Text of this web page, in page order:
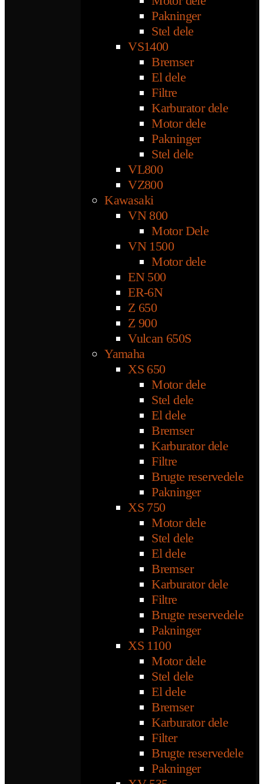
Pakninger
Stel dele
VS1400
Bremser
El dele
Filtre
Karburator dele
Motor dele
Pakninger
Stel dele
VL800
VZ800
Kawasaki
VN 800
Motor Dele
VN 1500
Motor dele
EN 500
ER-6N
Z 650
Z 900
Vulcan 650S
Yamaha
XS 650
Motor dele
Stel dele
El dele
Bremser
Karburator dele
Filtre
Brugte reservedele
Pakninger
XS 750
Motor dele
Stel dele
El dele
Bremser
Karburator dele
Filtre
Brugte reservedele
Pakninger
XS 1100
Motor dele
Stel dele
El dele
Bremser
Karburator dele
Filter
Brugte reservedele
Pakninger